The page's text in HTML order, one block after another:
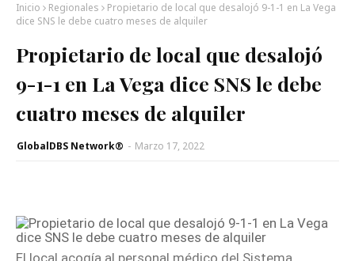
Inicio Regionales
Propietario de local que desalojó 9-1-1 en La Vega
dice SNS le debe cuatro meses de alquiler
Propietario de local que desalojó
9-1-1 en La Vega dice SNS le debe
cuatro meses de alquiler
GlobalDBS Network® - Marzo 17, 2022
El local acogía al personal médico del Sistema